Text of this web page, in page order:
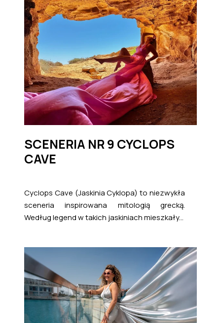
SCENERIA NR 9 CYCLOPS
CAVE
Cyclops Cave (Jaskinia Cyklopa) to niezwykła
sceneria inspirowana mitologią grecką.
Według legend w takich jaskiniach mieszkały...